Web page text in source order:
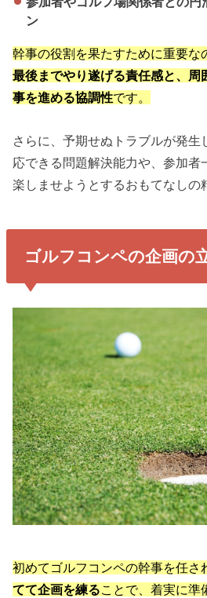
ン
幹事の役割を果たすために重要な
最後までやり遂げる責任感と、周
事を進める協調性です。
さらに、予期せぬトラブルが発生
応できる問題解決能力や、参加者
楽しませようとするおもてなしの
ゴルフコンペの企画の
初めてゴルフコンペの幹事を任さ
てて企画を練ることで、着実に準